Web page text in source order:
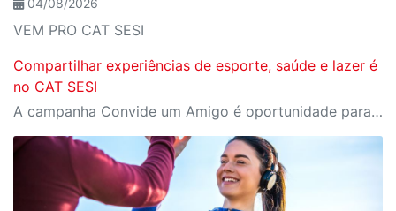
VEM PRO CAT SESI
Compartilhar experiências de esporte, saúde e lazer é
no CAT SESI
A campanha Convide um Amigo é oportunidade para reunir amigos para aproveitar juntos toda estrutura da unidade SESI-SP mais próxima. Os benefícios para clientes e convidados estão no regulamento.